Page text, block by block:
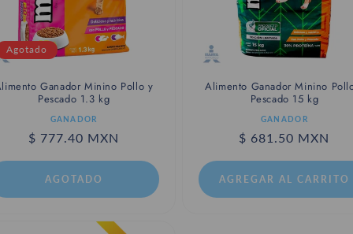
Agotado
Ganador Minino Pollo y
Pescado 1.3 kg
GANADOR
Precio
$ 777.40 MXN
AGOTADO
Alimento Ganador Minino
Pescado 15 kg
Proveedor:GANADOR
Precio
$ 681.50 MXN
AGREGAR AL CARRITO